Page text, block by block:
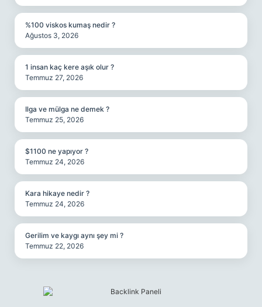
%100 viskos kumaş nedir ?
Ağustos 3, 2026
1 insan kaç kere aşık olur ?
Temmuz 27, 2026
Ilga ve mülga ne demek ?
Temmuz 25, 2026
$1100 ne yapıyor ?
Temmuz 24, 2026
Kara hikaye nedir ?
Temmuz 24, 2026
Gerilim ve kaygı aynı şey mi ?
Temmuz 22, 2026